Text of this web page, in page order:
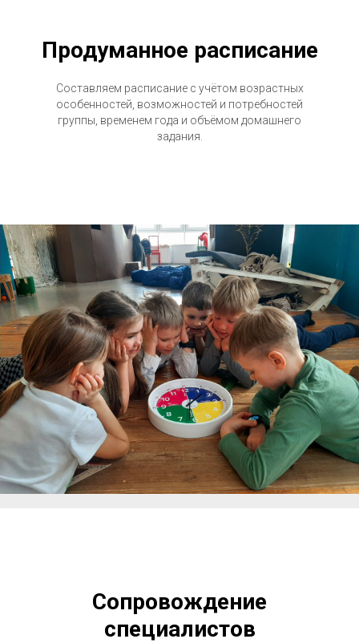
Продуманное расписание
Составляем расписание с учётом возрастных
особенностей, возможностей и потребностей
группы, временем года и объёмом домашнего
задания.
Сопровождение
специалистов